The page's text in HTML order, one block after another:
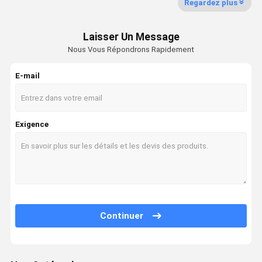
Soupape de commande d'excavatrice
Contrôleur d'excavatrice
Regardez plus
Laisser Un Message
Nous Vous Répondrons Rapidement
E-mail
Exigence
Continuer